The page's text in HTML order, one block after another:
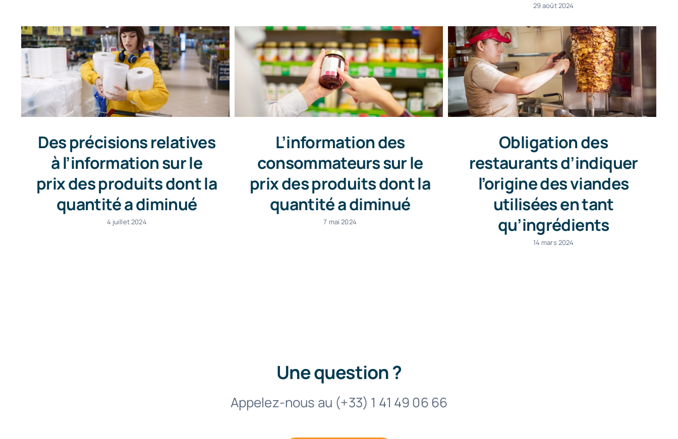
29 août 2024
Des précisions relatives
à l’information sur le
prix des produits dont la
quantité a diminué
4 juillet 2024
L’information des
consommateurs sur le
prix des produits dont la
quantité a diminué
7 mai 2024
Obligation des
restaurants d’indiquer
l’origine des viandes
utilisées en tant
qu’ingrédients
14 mars 2024
Une question ?
Appelez-nous au (+33) 1 41 49 06 66